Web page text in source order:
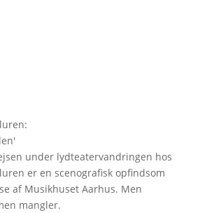
:
'
under lydteatervandringen hos
er en scenografisk opfindsom
af Musikhuset Aarhus. Men
mangler.